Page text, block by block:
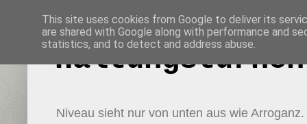
Haltungsturnen
Niveau sieht nur von unten aus wie Arroganz.
This site uses cookies from Google to deliver its
are shared with Google along with performance and
statistics, and to detect and address abuse.